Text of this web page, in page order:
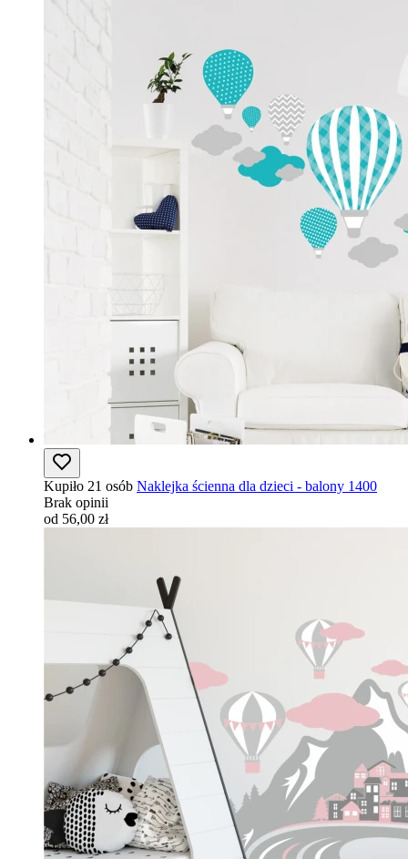
Kupiło 21 osób Naklejka ścienna dla dzieci - balony 1400
Brak opinii
od 56,00 zł